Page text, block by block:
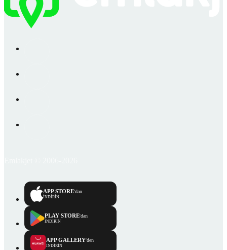
APP STORE'dan
İNDİRİN
PLAY STORE'dan
İNDİRİN
APP GALLERY'den
İNDİRİN